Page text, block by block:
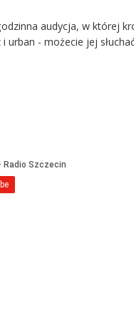
audycja, w której
urban - możecie jej